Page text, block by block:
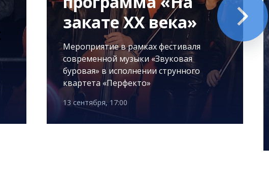
закате XX века»
Мероприятие в рамках фестиваля
современной музыки «Звуковая
буровая» в исполнении струнного
квартета «Перфекто»
13 сентября, 17:00